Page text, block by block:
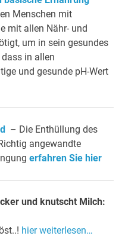
Menschen mit
mit allen Nähr- und
um in sein gesundes
in allen
und gesunde pH-Wert
– Die Enthüllung des
angewandte
erfahren Sie hier
und knutscht Milch:
hier weiterlesen…